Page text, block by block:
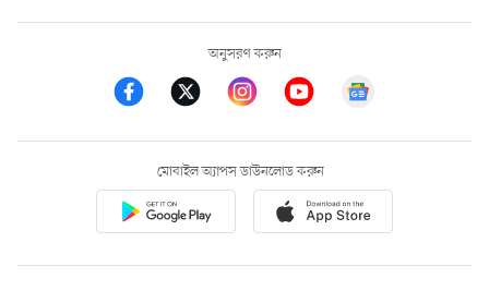
অনুসরণ করুন
মোবাইল অ্যাপস ডাউনলোড করুন